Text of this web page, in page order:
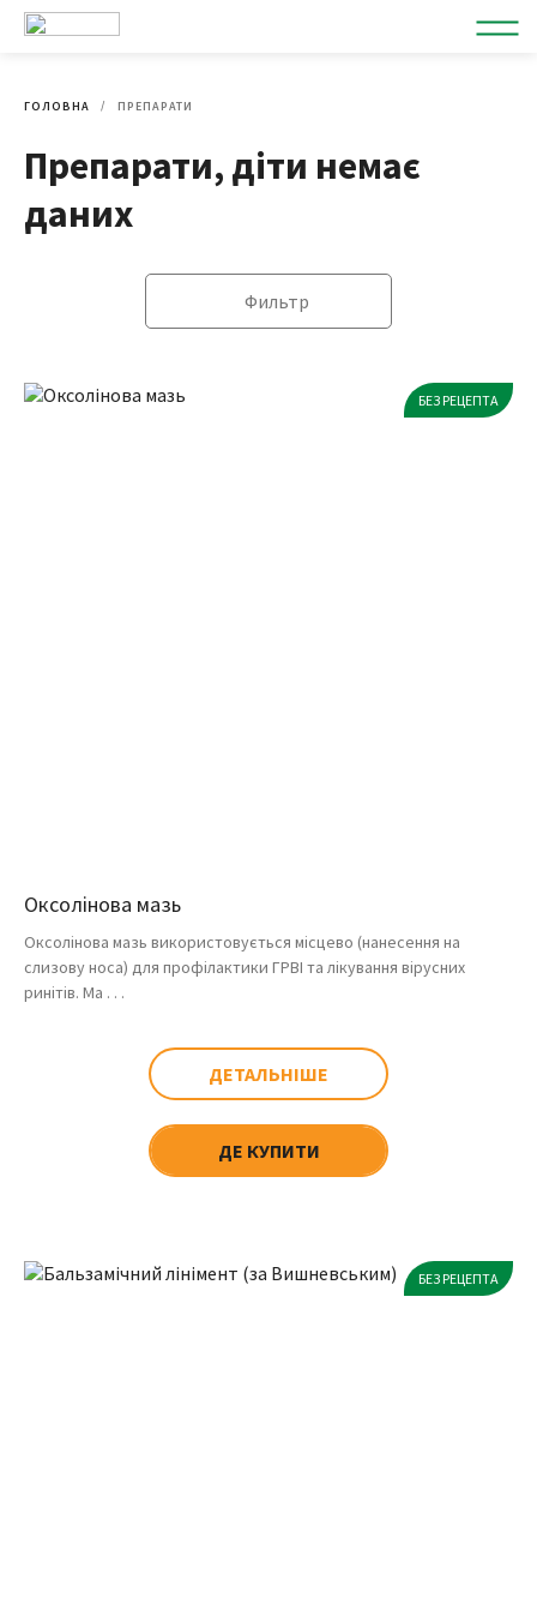
ГОЛОВНА ПРЕПАРАТИ
Препарати, діти немає
даних
Фильтр
БЕЗ РЕЦЕПТА
Оксолінова мазь
Оксолінова мазь використовується місцево (нанесення на
слизову носа) для профілактики ГРВІ та лікування вірусних
ринітів. Ма . . .
ДЕТАЛЬНІШЕ
ДЕ КУПИТИ
БЕЗ РЕЦЕПТА